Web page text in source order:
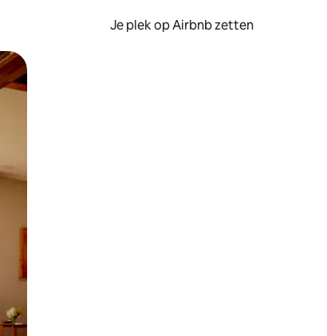
Je plek op Airbnb zetten